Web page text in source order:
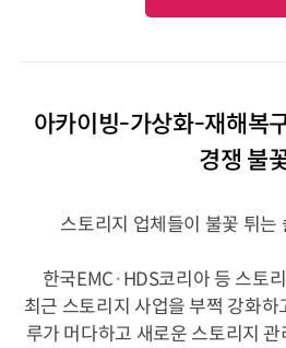
아카이빙-가상화-재해복
경쟁 불
스토리지 업체들이 불꽃 튀는
한국EMC·HDS코리아 등 스토
최근 스토리지 사업을 부쩍 강화
루가 머다하고 새로운 스토리지